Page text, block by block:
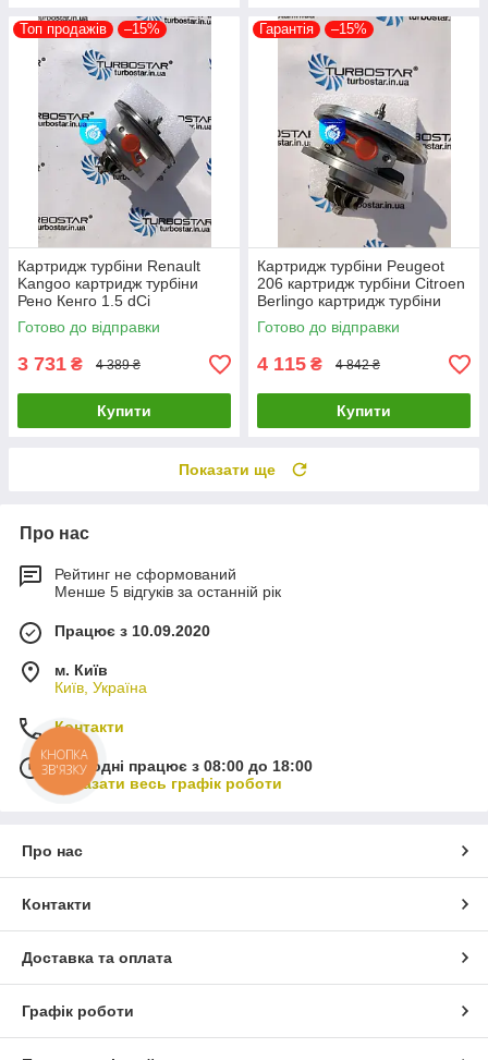
Топ продажів –15%
Картридж турбіни Renault
Kangoo картридж турбіни
Рено Кенго 1.5 dCi
54359700000
54359880000 54359700008
Готово до відправки
3 731 ₴ 4 389 ₴
Купити
Гарантія –15%
Картридж турбіни Peugeot
206 картридж турбіни Citroen
Berlingo картридж турбіни
Mazda 3 1.6D 753420-0002
0375J
Готово до відправки
4 115 ₴ 4 842 ₴
Купити
Показати ще
Про нас
Рейтинг не сформований
Менше 5 відгуків за останній рік
Працює з 10.09.2020
м. Київ
Київ, Україна
Контакти
Сьогодні працює з 08:00 до 18:00
Показати весь графік роботи
Про нас
Контакти
Доставка та оплата
Графік роботи
КНОПКА
ЗВ'ЯЗКУ